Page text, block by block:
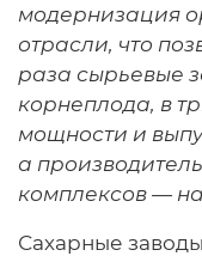
модернизация
отрасли, что
раза сырьевые
корнеплода, в
мощности и
а
комплексов —
Сахарные